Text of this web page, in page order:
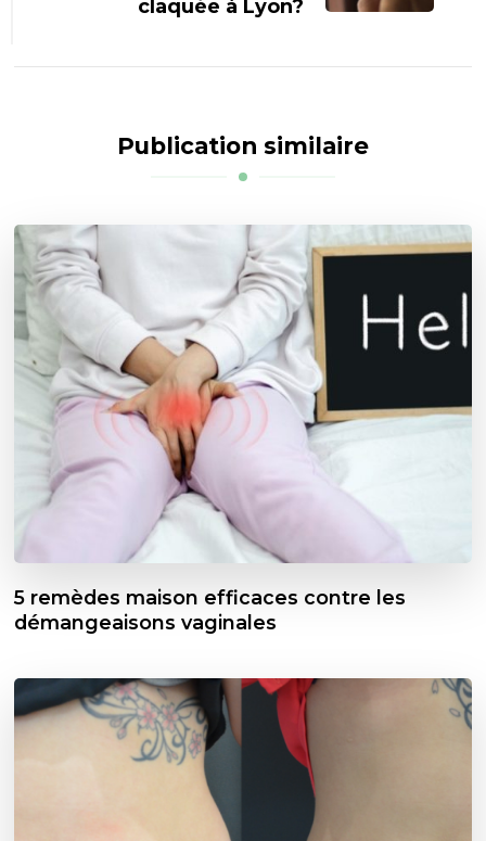
claquée à Lyon?
Publication similaire
5 remèdes maison efficaces contre les
démangeaisons vaginales